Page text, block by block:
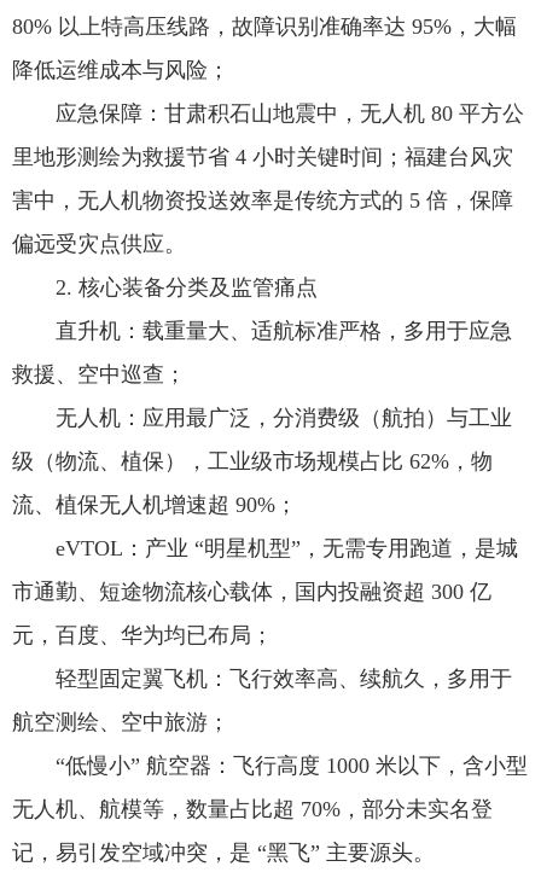
80% 以上特高压线路，故障识别准确率达 95%，大幅
降低运维成本与风险；
应急保障：甘肃积石山地震中，无人机 80 平方公
里地形测绘为救援节省 4 小时关键时间；福建台风灾
害中，无人机物资投送效率是传统方式的 5 倍，保障
偏远受灾点供应。
2. 核心装备分类及监管痛点
直升机：载重量大、适航标准严格，多用于应急
救援、空中巡查；
无人机：应用最广泛，分消费级（航拍）与工业
级（物流、植保），工业级市场规模占比 62%，物
流、植保无人机增速超 90%；
eVTOL：产业 “明星机型”，无需专用跑道，是城
市通勤、短途物流核心载体，国内投融资超 300 亿
元，百度、华为均已布局；
轻型固定翼飞机：飞行效率高、续航久，多用于
航空测绘、空中旅游；
“低慢小” 航空器：飞行高度 1000 米以下，含小型
无人机、航模等，数量占比超 70%，部分未实名登
记，易引发空域冲突，是 “黑飞” 主要源头。